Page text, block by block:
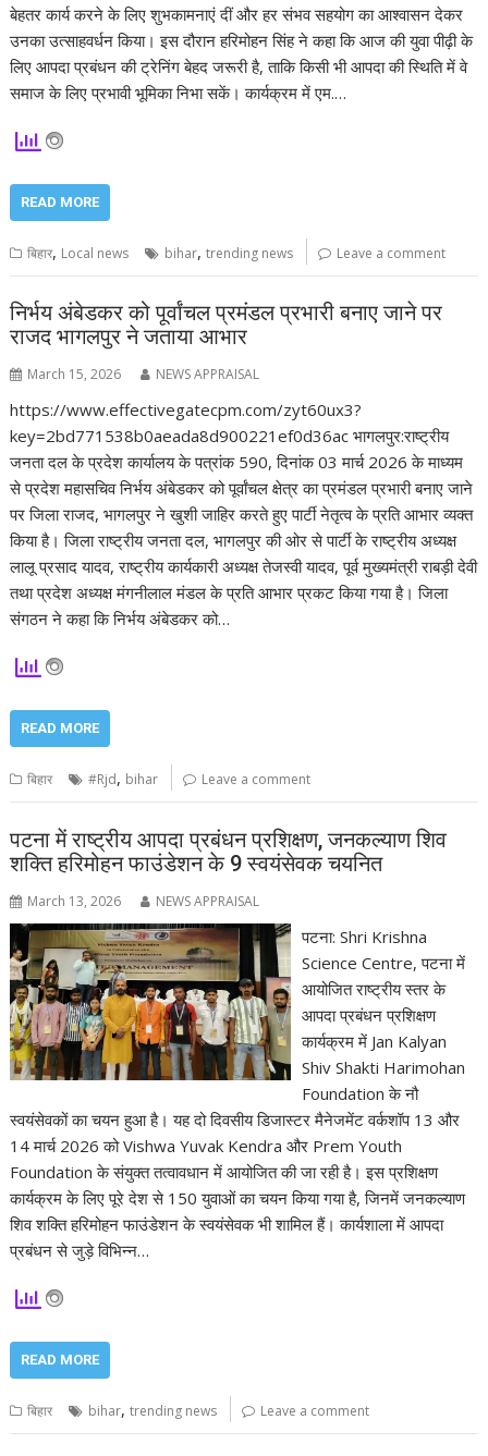
बेहतर कार्य करने के लिए शुभकामनाएं दीं और हर संभव सहयोग का आश्वासन देकर
उनका उत्साहवर्धन किया। इस दौरान हरिमोहन सिंह ने कहा कि आज की युवा पीढ़ी के
लिए आपदा प्रबंधन की ट्रेनिंग बेहद जरूरी है, ताकि किसी भी आपदा की स्थिति में वे
समाज के लिए प्रभावी भूमिका निभा सकें। कार्यक्रम में एम.…
READ MORE
बिहार, Local news bihar,trending news Leave a comment
निर्भय अंबेडकर को पूर्वांचल प्रमंडल प्रभारी बनाए जाने पर
राजद भागलपुर ने जताया आभार
March 15, 2026 NEWS APPRAISAL
https://www.effectivegatecpm.com/zyt60ux3?
key=2bd771538b0aeada8d900221ef0d36ac भागलपुर:राष्ट्रीय
जनता दल के प्रदेश कार्यालय के पत्रांक 590, दिनांक 03 मार्च 2026 के माध्यम
से प्रदेश महासचिव निर्भय अंबेडकर को पूर्वांचल क्षेत्र का प्रमंडल प्रभारी बनाए जाने
पर जिला राजद, भागलपुर ने खुशी जाहिर करते हुए पार्टी नेतृत्व के प्रति आभार व्यक्त
किया है। जिला राष्ट्रीय जनता दल, भागलपुर की ओर से पार्टी के राष्ट्रीय अध्यक्ष
लालू प्रसाद यादव, राष्ट्रीय कार्यकारी अध्यक्ष तेजस्वी यादव, पूर्व मुख्यमंत्री राबड़ी देवी
तथा प्रदेश अध्यक्ष मंगनीलाल मंडल के प्रति आभार प्रकट किया गया है। जिला
संगठन ने कहा कि निर्भय अंबेडकर को…
READ MORE
बिहार #Rjd, bihar Leave a comment
पटना में राष्ट्रीय आपदा प्रबंधन प्रशिक्षण, जनकल्याण शिव
शक्ति हरिमोहन फाउंडेशन के 9 स्वयंसेवक चयनित
March 13, 2026 NEWS APPRAISAL
पटना: Shri Krishna
Science Centre, पटना में
आयोजित राष्ट्रीय स्तर के
आपदा प्रबंधन प्रशिक्षण
कार्यक्रम में Jan Kalyan
Shiv Shakti Harimohan
Foundation के नौ
स्वयंसेवकों का चयन हुआ है। यह दो दिवसीय डिजास्टर मैनेजमेंट वर्कशॉप 13 और
14 मार्च 2026 को Vishwa Yuvak Kendra और Prem Youth
Foundation के संयुक्त तत्वावधान में आयोजित की जा रही है। इस प्रशिक्षण
कार्यक्रम के लिए पूरे देश से 150 युवाओं का चयन किया गया है, जिनमें जनकल्याण
शिव शक्ति हरिमोहन फाउंडेशन के स्वयंसेवक भी शामिल हैं। कार्यशाला में आपदा
प्रबंधन से जुड़े विभिन्न…
READ MORE
बिहार bihar,trending news Leave a comment